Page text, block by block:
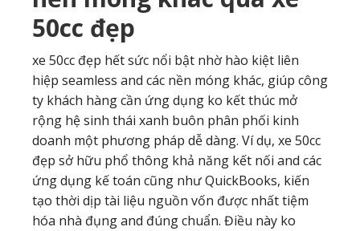
50cc đẹp
xe 50cc đẹp hết sức nổi bật nhờ hào kiệt liên
hiệp seamless and các nền móng khác, giúp công
ty khách hàng cần ứng dụng ko kết thúc mở
rộng hệ sinh thái xanh buôn phân phối kinh
doanh một phương pháp dễ dàng. Ví dụ, xe 50cc
đẹp sở hữu phổ thông khả năng kết nối and các
ứng dụng kế toán cũng như QuickBooks, kiến
tạo thời dịp tài liệu nguồn vốn được nhất tiệm
hóa nhà đụng and đúng chuẩn. Điều này ko